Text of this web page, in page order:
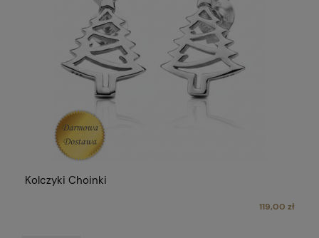
Kolczyki Choinki
119,00 zł